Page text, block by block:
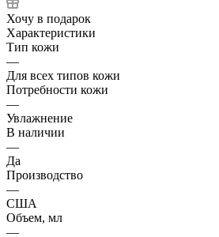
Хочу в подарок
Характеристики
Тип кожи
—
Для всех типов кожи
Потребности кожи
—
Увлажнение
В наличии
—
Да
Производство
—
США
Объем, мл
—